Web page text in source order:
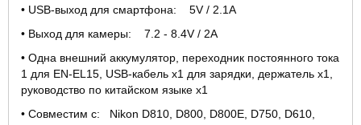
• USB-выход для смартфона: 5V / 2.1A
• Выход для камеры: 7.2 - 8.4V / 2A
• Одна внешний аккумулятор, переходник постоянного тока
1 для EN-EL15, USB-кабель x1 для зарядки, держатель x1,
руководство по китайском языке x1
• Совместим с: Nikon D810, D800, D800E, D750, D610,